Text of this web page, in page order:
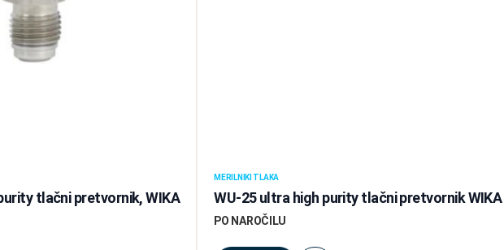
tlačni pretvornik, WIKA
MERILNIKI TLAKA
WU-25 ultra high purity tlačni pretvornik WIKA
PO NAROČILU